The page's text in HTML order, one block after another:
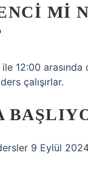
MI
12:00 arasında
çalışırlar.
9 Eylül